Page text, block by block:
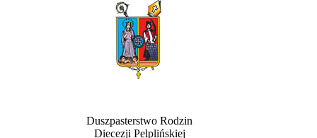
Duszpasterstwo Rodzin
Diecezji Pelplińskiej